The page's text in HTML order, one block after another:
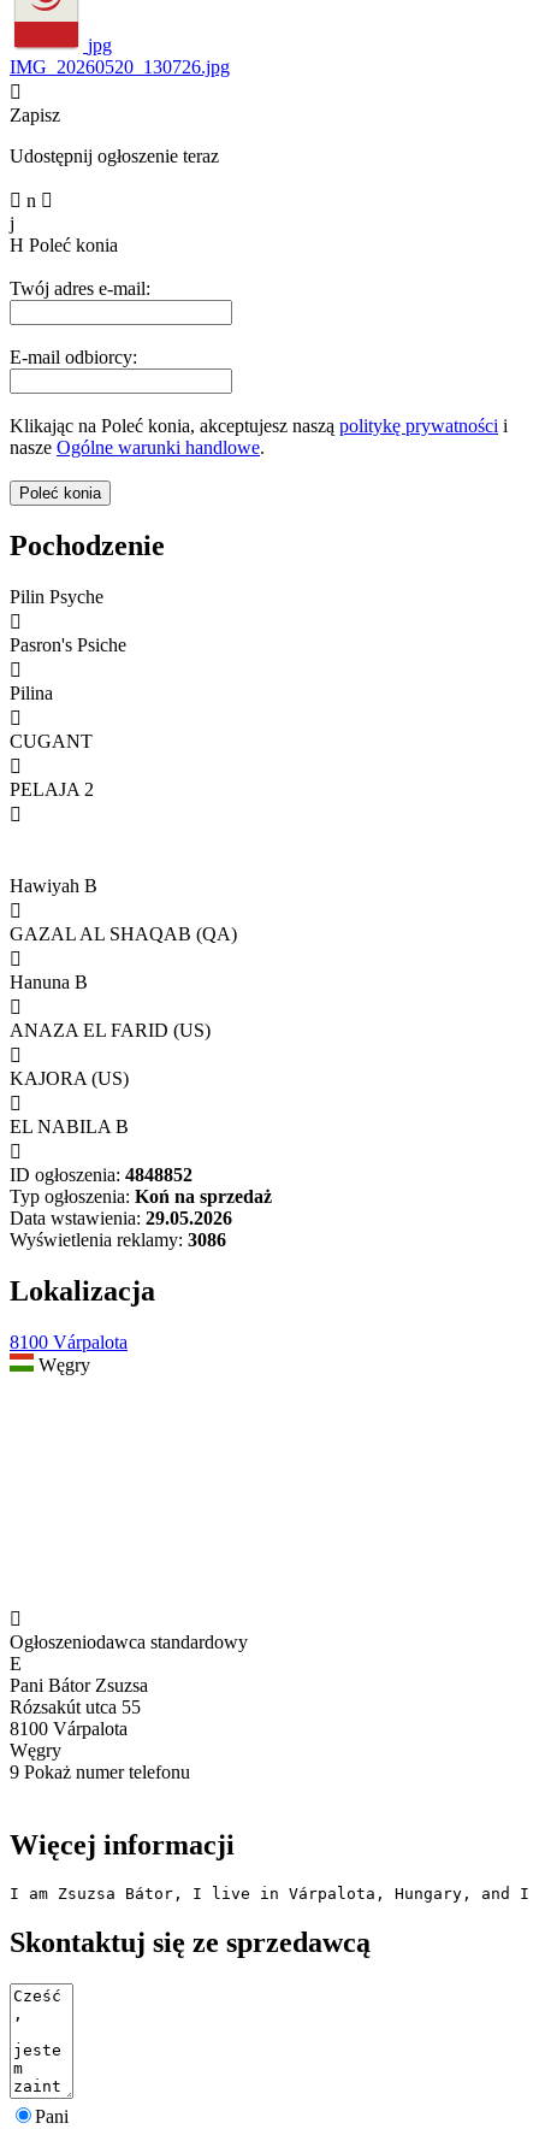
jpg
IMG_20260520_130726.jpg

Zapisz
Udostępnij ogłoszenie teraz
 n 
j
H Poleć konia
Twój adres e-mail:
E-mail odbiorcy:
Klikając na Poleć konia, akceptujesz naszą politykę prywatności i
nasze Ogólne warunki handlowe.
Pochodzenie
Pilin Psyche

Pasron's Psiche

Pilina

CUGANT

PELAJA 2

Hawiyah B

GAZAL AL SHAQAB (QA)

Hanuna B

ANAZA EL FARID (US)

KAJORA (US)

EL NABILA B

ID ogłoszenia: 4848852
Typ ogłoszenia: Koń na sprzedaż
Data wstawienia: 29.05.2026
Wyświetlenia reklamy: 3086
Lokalizacja
8100 Várpalota
Węgry

Ogłoszeniodawca standardowy
E
Pani Bátor Zsuzsa
Rózsakút utca 55
8100 Várpalota
Węgry
9 Pokaż numer telefonu
Więcej informacji
I am Zsuzsa Bátor, I live in Várpalota, Hungary, and I
Skontaktuj się ze sprzedawcą
Pani